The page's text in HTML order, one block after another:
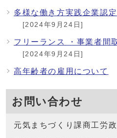
多様な働き方実践企業認
[2024年9月24日]
フリーランス ・事業者間
[2024年9月24日]
高年齢者の雇用について
お問い合わせ
元気まちづくり課商工労